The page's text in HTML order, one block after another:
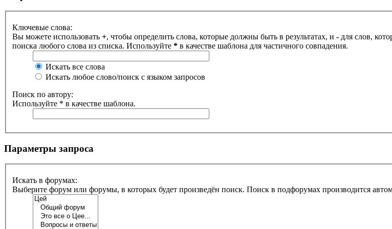
Ключевые слова:
Вы можете использовать +, чтобы определить слова, которые должны быть в результатах, и - для слов,
поиска любого слова из списка. Используйте * в качестве шаблона для частичного совпадения.
Искать все слова
Искать любое слово/поиск с языком запросов
Поиск по автору:
Используйте * в качестве шаблона.
Параметры запроса
Искать в форумах:
Выберите форум или форумы, в которых будет произведён поиск. Поиск в подфорумах производится